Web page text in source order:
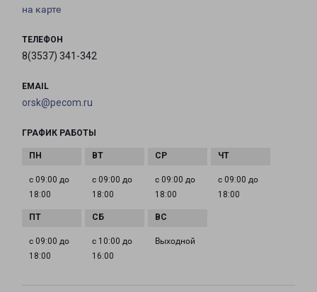
на карте
ТЕЛЕФОН
8(3537) 341-342
EMAIL
orsk@pecom.ru
ГРАФИК РАБОТЫ
с 09:00 до
18:00
с 09:00 до
18:00
с 09:00 до
18:00
с 09:00 до
18:00
с 09:00 до
18:00
с 10:00 до
16:00
Выходной